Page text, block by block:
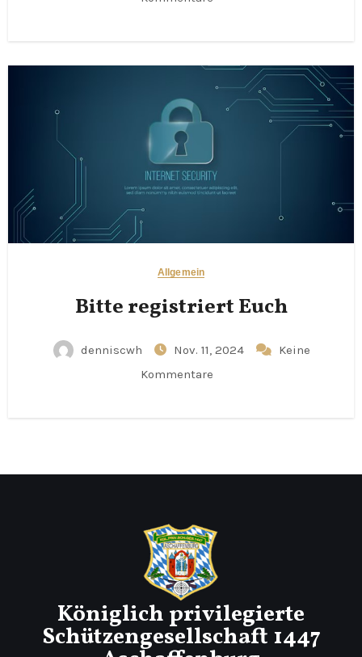
Allgemein
Bitte registriert Euch
denniscwh Nov. 11, 2024
Keine
Kommentare
Königlich privilegierte
Schützengesellschaft 1447